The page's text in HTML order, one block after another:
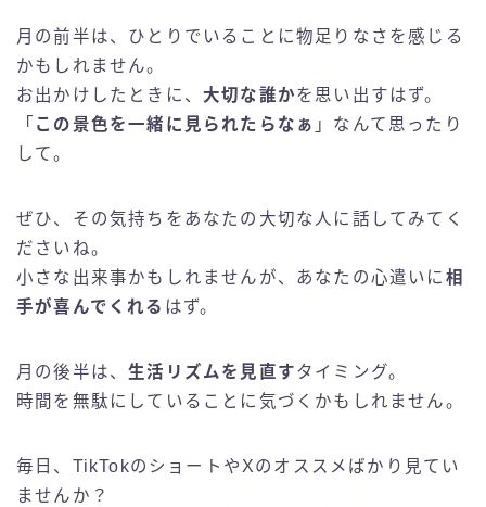
月の前半は、ひとりでいることに物足りなさを感じる
かもしれません。
お出かけしたときに、 大切な誰かを思い出すはず。
「 この景色を一緒に見られたらなぁ 」なんて思ったり
して。
ぜひ、その気持ちをあなたの大切な人に話してみてく
ださいね。
小さな出来事かもしれませんが、あなたの心遣いに 相
手が喜んでくれる はず。
月の後半は、生活リズムを見直すタイミング。
時間を無駄にしていることに気づくかもしれません。
毎日、TikTokのショートやXのオススメばかり見てい
ませんか？